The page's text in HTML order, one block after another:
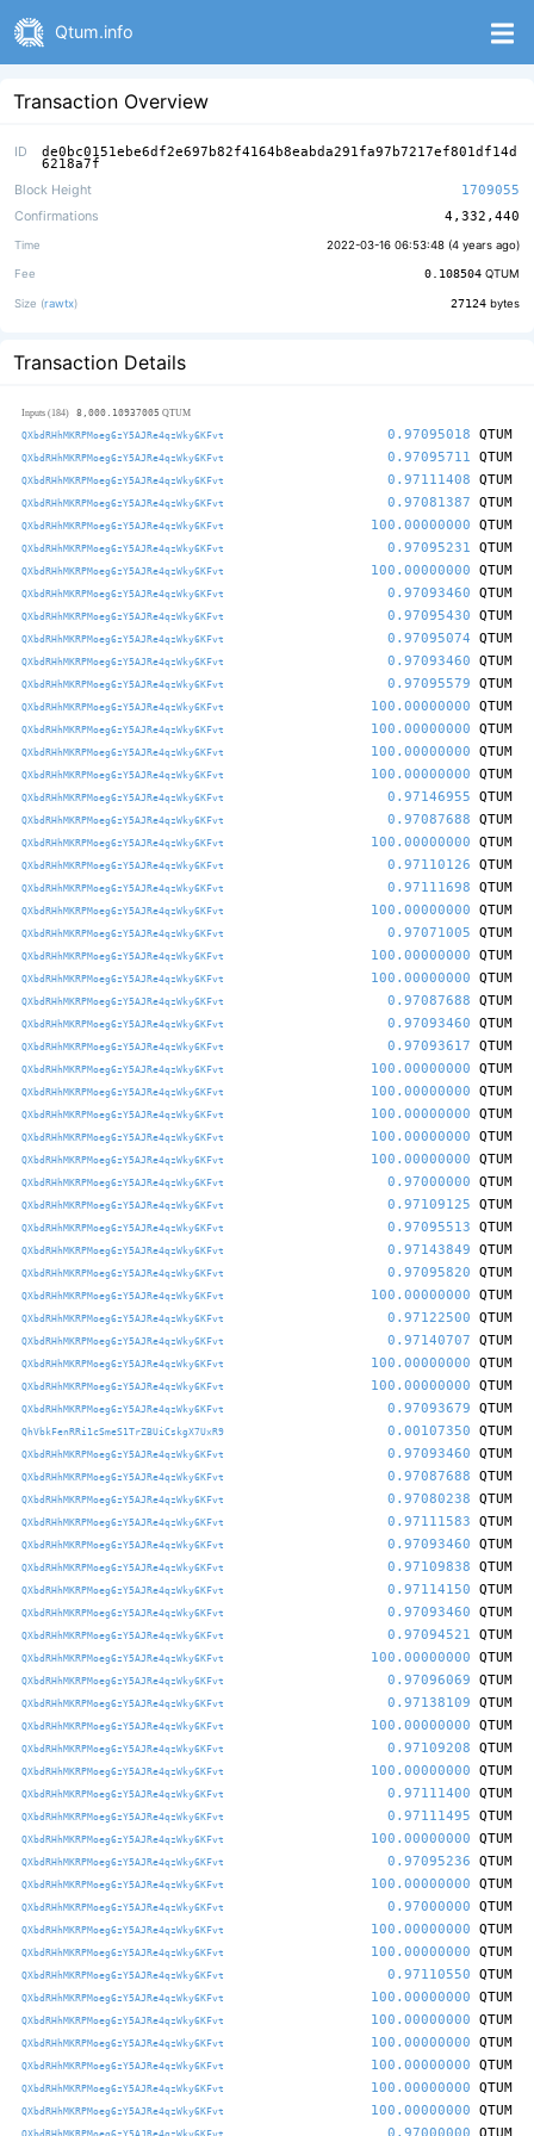
Qtum.info
Transaction Overview
ID de0bc0151ebe6df2e697b82f4164b8eabda291fa97b7217ef801df14d
6218a7f
Block Height
1709055
Confirmations
4,332,440
Time 2022-03-16 06:53:48 (4 years ago)
Fee 0.108504 QTUM
Size (rawtx) 27124 bytes
Transaction Details
Inputs (184) 8,000.10937005 QTUM
QXbdRHhMKRPMoeg6zY5AJRe4qzWky6KFvt 0.97095018 QTUM
QXbdRHhMKRPMoeg6zY5AJRe4qzWky6KFvt 0.97095711 QTUM
QXbdRHhMKRPMoeg6zY5AJRe4qzWky6KFvt 0.97111408 QTUM
QXbdRHhMKRPMoeg6zY5AJRe4qzWky6KFvt 0.97081387 QTUM
QXbdRHhMKRPMoeg6zY5AJRe4qzWky6KFvt 100.00000000 QTUM
QXbdRHhMKRPMoeg6zY5AJRe4qzWky6KFvt 0.97095231 QTUM
QXbdRHhMKRPMoeg6zY5AJRe4qzWky6KFvt 100.00000000 QTUM
QXbdRHhMKRPMoeg6zY5AJRe4qzWky6KFvt 0.97093460 QTUM
QXbdRHhMKRPMoeg6zY5AJRe4qzWky6KFvt 0.97095430 QTUM
QXbdRHhMKRPMoeg6zY5AJRe4qzWky6KFvt 0.97095074 QTUM
QXbdRHhMKRPMoeg6zY5AJRe4qzWky6KFvt 0.97093460 QTUM
QXbdRHhMKRPMoeg6zY5AJRe4qzWky6KFvt 0.97095579 QTUM
QXbdRHhMKRPMoeg6zY5AJRe4qzWky6KFvt 100.00000000 QTUM
QXbdRHhMKRPMoeg6zY5AJRe4qzWky6KFvt 100.00000000 QTUM
QXbdRHhMKRPMoeg6zY5AJRe4qzWky6KFvt 100.00000000 QTUM
QXbdRHhMKRPMoeg6zY5AJRe4qzWky6KFvt 100.00000000 QTUM
QXbdRHhMKRPMoeg6zY5AJRe4qzWky6KFvt 0.97146955 QTUM
QXbdRHhMKRPMoeg6zY5AJRe4qzWky6KFvt 0.97087688 QTUM
QXbdRHhMKRPMoeg6zY5AJRe4qzWky6KFvt 100.00000000 QTUM
QXbdRHhMKRPMoeg6zY5AJRe4qzWky6KFvt 0.97110126 QTUM
QXbdRHhMKRPMoeg6zY5AJRe4qzWky6KFvt 0.97111698 QTUM
QXbdRHhMKRPMoeg6zY5AJRe4qzWky6KFvt 100.00000000 QTUM
QXbdRHhMKRPMoeg6zY5AJRe4qzWky6KFvt 0.97071005 QTUM
QXbdRHhMKRPMoeg6zY5AJRe4qzWky6KFvt 100.00000000 QTUM
QXbdRHhMKRPMoeg6zY5AJRe4qzWky6KFvt 100.00000000 QTUM
QXbdRHhMKRPMoeg6zY5AJRe4qzWky6KFvt 0.97087688 QTUM
QXbdRHhMKRPMoeg6zY5AJRe4qzWky6KFvt 0.97093460 QTUM
QXbdRHhMKRPMoeg6zY5AJRe4qzWky6KFvt 0.97093617 QTUM
QXbdRHhMKRPMoeg6zY5AJRe4qzWky6KFvt 100.00000000 QTUM
QXbdRHhMKRPMoeg6zY5AJRe4qzWky6KFvt 100.00000000 QTUM
QXbdRHhMKRPMoeg6zY5AJRe4qzWky6KFvt 100.00000000 QTUM
QXbdRHhMKRPMoeg6zY5AJRe4qzWky6KFvt 100.00000000 QTUM
QXbdRHhMKRPMoeg6zY5AJRe4qzWky6KFvt 100.00000000 QTUM
QXbdRHhMKRPMoeg6zY5AJRe4qzWky6KFvt 0.97000000 QTUM
QXbdRHhMKRPMoeg6zY5AJRe4qzWky6KFvt 0.97109125 QTUM
QXbdRHhMKRPMoeg6zY5AJRe4qzWky6KFvt 0.97095513 QTUM
QXbdRHhMKRPMoeg6zY5AJRe4qzWky6KFvt 0.97143849 QTUM
QXbdRHhMKRPMoeg6zY5AJRe4qzWky6KFvt 0.97095820 QTUM
QXbdRHhMKRPMoeg6zY5AJRe4qzWky6KFvt 100.00000000 QTUM
QXbdRHhMKRPMoeg6zY5AJRe4qzWky6KFvt 0.97122500 QTUM
QXbdRHhMKRPMoeg6zY5AJRe4qzWky6KFvt 0.97140707 QTUM
QXbdRHhMKRPMoeg6zY5AJRe4qzWky6KFvt 100.00000000 QTUM
QXbdRHhMKRPMoeg6zY5AJRe4qzWky6KFvt 100.00000000 QTUM
QXbdRHhMKRPMoeg6zY5AJRe4qzWky6KFvt 0.97093679 QTUM
QhVbkFenRRi1cSmeS1TrZBUiCskgX7UxR9 0.00107350 QTUM
QXbdRHhMKRPMoeg6zY5AJRe4qzWky6KFvt 0.97093460 QTUM
QXbdRHhMKRPMoeg6zY5AJRe4qzWky6KFvt 0.97087688 QTUM
QXbdRHhMKRPMoeg6zY5AJRe4qzWky6KFvt 0.97080238 QTUM
QXbdRHhMKRPMoeg6zY5AJRe4qzWky6KFvt 0.97111583 QTUM
QXbdRHhMKRPMoeg6zY5AJRe4qzWky6KFvt 0.97093460 QTUM
QXbdRHhMKRPMoeg6zY5AJRe4qzWky6KFvt 0.97109838 QTUM
QXbdRHhMKRPMoeg6zY5AJRe4qzWky6KFvt 0.97114150 QTUM
QXbdRHhMKRPMoeg6zY5AJRe4qzWky6KFvt 0.97093460 QTUM
QXbdRHhMKRPMoeg6zY5AJRe4qzWky6KFvt 0.97094521 QTUM
QXbdRHhMKRPMoeg6zY5AJRe4qzWky6KFvt 100.00000000 QTUM
QXbdRHhMKRPMoeg6zY5AJRe4qzWky6KFvt 0.97096069 QTUM
QXbdRHhMKRPMoeg6zY5AJRe4qzWky6KFvt 0.97138109 QTUM
QXbdRHhMKRPMoeg6zY5AJRe4qzWky6KFvt 100.00000000 QTUM
QXbdRHhMKRPMoeg6zY5AJRe4qzWky6KFvt 0.97109208 QTUM
QXbdRHhMKRPMoeg6zY5AJRe4qzWky6KFvt 100.00000000 QTUM
QXbdRHhMKRPMoeg6zY5AJRe4qzWky6KFvt 0.97111400 QTUM
QXbdRHhMKRPMoeg6zY5AJRe4qzWky6KFvt 0.97111495 QTUM
QXbdRHhMKRPMoeg6zY5AJRe4qzWky6KFvt 100.00000000 QTUM
QXbdRHhMKRPMoeg6zY5AJRe4qzWky6KFvt 0.97095236 QTUM
QXbdRHhMKRPMoeg6zY5AJRe4qzWky6KFvt 100.00000000 QTUM
QXbdRHhMKRPMoeg6zY5AJRe4qzWky6KFvt 0.97000000 QTUM
QXbdRHhMKRPMoeg6zY5AJRe4qzWky6KFvt 100.00000000 QTUM
QXbdRHhMKRPMoeg6zY5AJRe4qzWky6KFvt 100.00000000 QTUM
QXbdRHhMKRPMoeg6zY5AJRe4qzWky6KFvt 0.97110550 QTUM
QXbdRHhMKRPMoeg6zY5AJRe4qzWky6KFvt 100.00000000 QTUM
QXbdRHhMKRPMoeg6zY5AJRe4qzWky6KFvt 100.00000000 QTUM
QXbdRHhMKRPMoeg6zY5AJRe4qzWky6KFvt 100.00000000 QTUM
QXbdRHhMKRPMoeg6zY5AJRe4qzWky6KFvt 100.00000000 QTUM
QXbdRHhMKRPMoeg6zY5AJRe4qzWky6KFvt 100.00000000 QTUM
QXbdRHhMKRPMoeg6zY5AJRe4qzWky6KFvt 100.00000000 QTUM
QXbdRHhMKRPMoeg6zY5AJRe4qzWky6KFvt